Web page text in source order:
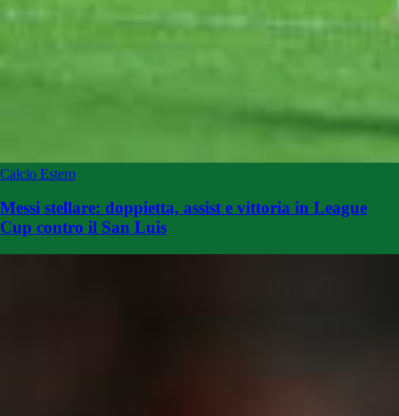
Calcio Estero
Messi stellare: doppietta, assist e vittoria in League
Cup contro il San Luis